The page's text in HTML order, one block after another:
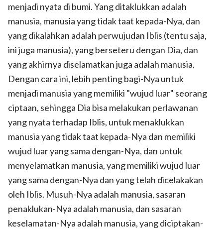
menjadi nyata di bumi. Yang ditaklukkan adalah
manusia, manusia yang tidak taat kepada-Nya, dan
yang dikalahkan adalah perwujudan Iblis (tentu saja,
ini juga manusia), yang berseteru dengan Dia, dan
yang akhirnya diselamatkan juga adalah manusia.
Dengan cara ini, lebih penting bagi-Nya untuk
menjadi manusia yang memiliki "wujud luar" seorang
ciptaan, sehingga Dia bisa melakukan perlawanan
yang nyata terhadap Iblis, untuk menaklukkan
manusia yang tidak taat kepada-Nya dan memiliki
wujud luar yang sama dengan-Nya, dan untuk
menyelamatkan manusia, yang memiliki wujud luar
yang sama dengan-Nya dan yang telah dicelakakan
oleh Iblis. Musuh-Nya adalah manusia, sasaran
penaklukan-Nya adalah manusia, dan sasaran
keselamatan-Nya adalah manusia, yang diciptakan-